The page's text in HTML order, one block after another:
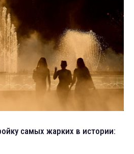
самых жарких в истории: